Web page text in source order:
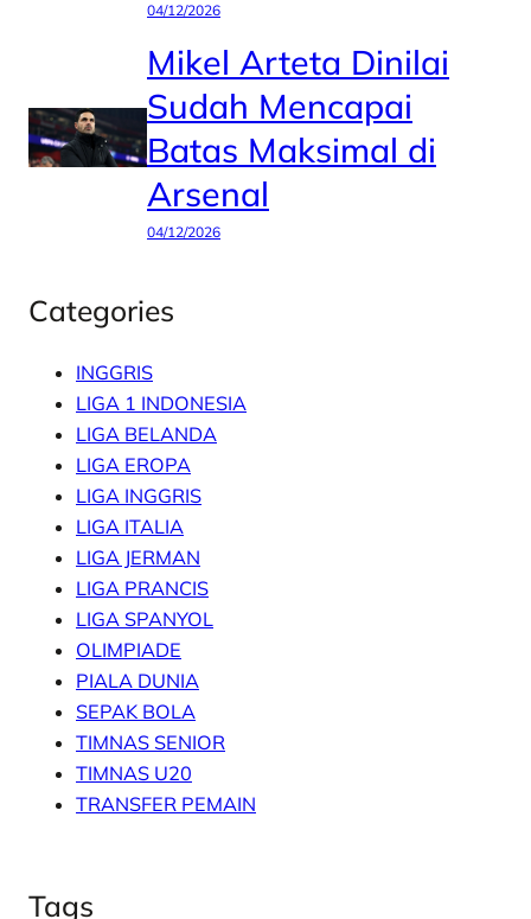
04/12/2026
Mikel Arteta Dinilai
Sudah Mencapai
Batas Maksimal di
Arsenal
04/12/2026
Categories
INGGRIS
LIGA 1 INDONESIA
LIGA BELANDA
LIGA EROPA
LIGA INGGRIS
LIGA ITALIA
LIGA JERMAN
LIGA PRANCIS
LIGA SPANYOL
OLIMPIADE
PIALA DUNIA
SEPAK BOLA
TIMNAS SENIOR
TIMNAS U20
TRANSFER PEMAIN
Tags